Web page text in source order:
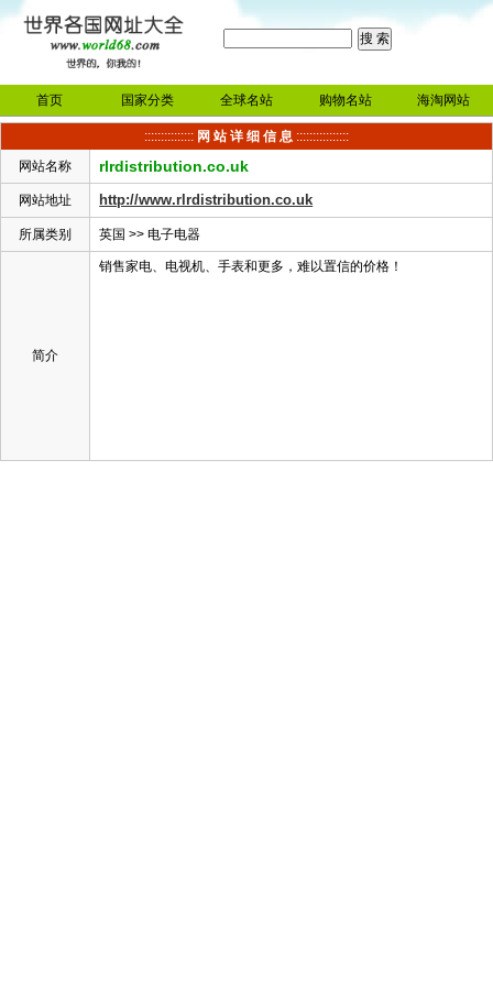
首页 国家分类 全球名站 购物名站 海淘网站
::::::::::::::: 网 站 详 细 信 息 ::::::::::::::::
网站名称
rlrdistribution.co.uk
网站地址 http://www.rlrdistribution.co.uk
所属类别 英国 >>电子电器
简介
销售家电、电视机、手表和更多，难以置信的价格！